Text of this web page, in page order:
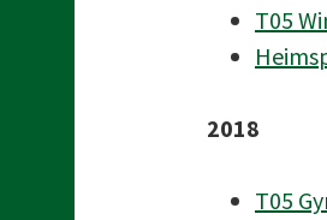
T05
2018
T05